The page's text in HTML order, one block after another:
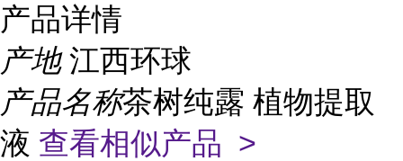
产品详情
产地 江西环球
产品名称茶树纯露 植物提取
液 查看相似产品 >